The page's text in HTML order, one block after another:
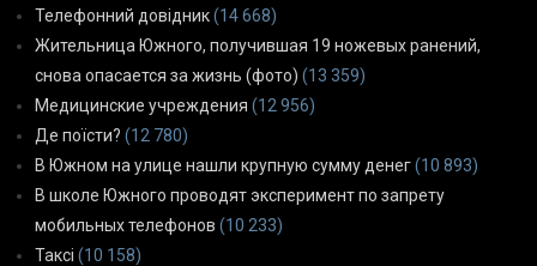
Телефонний довідник(14 668)
Жительница Южного, получившая 19 ножевых ранений,
снова опасается за жизнь (фото) (13 359)
Медицинские учреждения (12 956)
Де поїсти? (12 780)
В Южном на улице нашли крупную сумму денег(10 893)
В школе Южного проводят эксперимент по запрету
мобильных телефонов (10 233)
Таксі (10 158)